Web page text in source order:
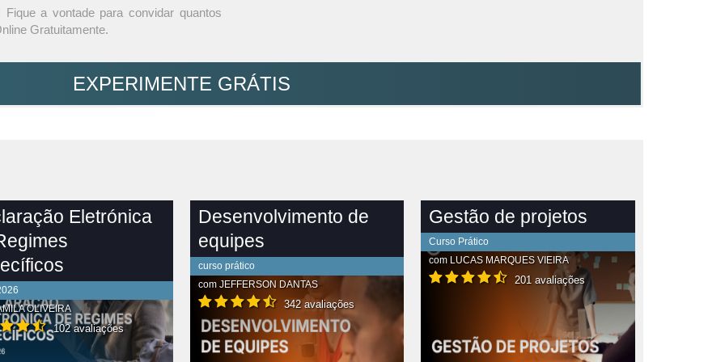
a vontade para convidar quantos
Gratuitamente.
EXPERIMENTE GRÁTIS
Eletrónica
OLIVEIRA
102 avaliações
Desenvolvimento de
equipes
curso prático
com JEFFERSON DANTAS
342 avaliações
CONTEÚDO COMPLETO
Gestão de projetos
Curso Prático
com LUCAS MARQUES VIEIRA
201 avaliações
VER CONTEÚDO COMPLETO